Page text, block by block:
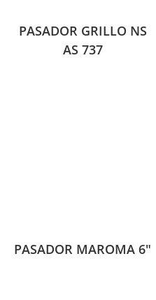
PASADOR GRILLO NS
AS 737
PASADOR MAROMA 6″